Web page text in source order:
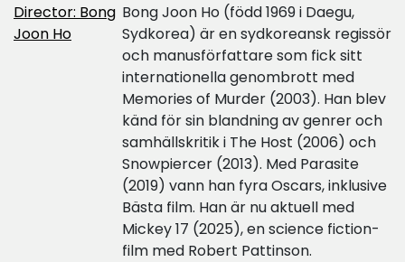
Director: Bong
Joon Ho
Bong Joon Ho (född 1969 i Daegu,
Sydkorea) är en sydkoreansk regissör
och manusförfattare som fick sitt
internationella genombrott med
Memories of Murder (2003). Han blev
känd för sin blandning av genrer och
samhällskritik i The Host (2006) och
Snowpiercer (2013). Med Parasite
(2019) vann han fyra Oscars, inklusive
Bästa film. Han är nu aktuell med
Mickey 17 (2025), en science fiction-
film med Robert Pattinson.